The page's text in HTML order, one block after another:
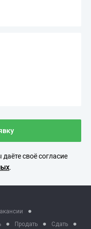
своё согласие
.
Продать
Сдать